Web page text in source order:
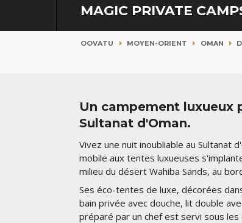
MAGIC PRIVATE
OOVATU MOYEN-ORIENT OMAN
Un campement luxueux
Sultanat d'Oman.
Vivez une nuit inoubliable au Sultanat
mobile aux tentes luxueuses
milieu du désert Wahiba Sands, au
Ses éco-tentes de luxe, décorées
bain privée avec douche, lit double
préparé par un chef est servi sous